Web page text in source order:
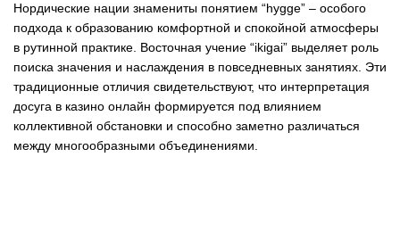
Нордические нации знамениты понятием “hygge” – особого
подхода к образованию комфортной и спокойной атмосферы
в рутинной практике. Восточная учение “ikigai” выделяет роль
поиска значения и наслаждения в повседневных занятиях. Эти
традиционные отличия свидетельствуют, что интерпретация
досуга в казино онлайн формируется под влиянием
коллективной обстановки и способно заметно различаться
между многообразными объединениями.